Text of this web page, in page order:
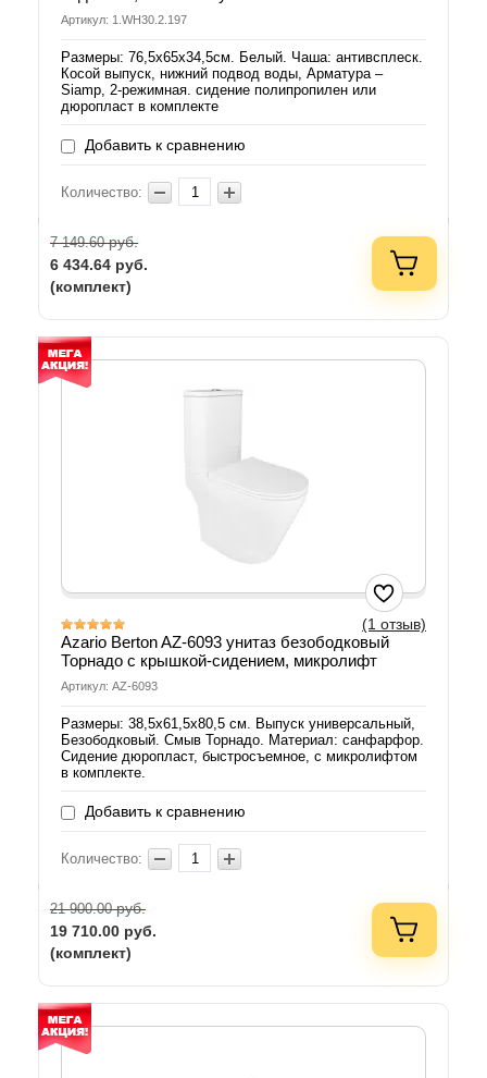
Артикул: 1.WH30.2.197
Размеры: 76,5х65х34,5см. Белый. Чаша: антивсплеск.
Косой выпуск, нижний подвод воды, Арматура –
Siamp, 2-режимная. сидение полипропилен или
дюропласт в комплекте
Добавить к сравнению
Количество:
7 149.60руб.
6 434.64 руб.
(комплект)
(1 отзыв)
Azario Berton AZ-6093 унитаз безободковый
Торнадо с крышкой-сидением, микролифт
Артикул: AZ-6093
Размеры: 38,5х61,5х80,5 см. Выпуск универсальный,
Безободковый. Смыв Торнадо. Материал: санфарфор.
Сидение дюропласт, быстросъемное, с микролифтом
в комплекте.
Добавить к сравнению
Количество:
21 900.00руб.
19 710.00 руб.
(комплект)